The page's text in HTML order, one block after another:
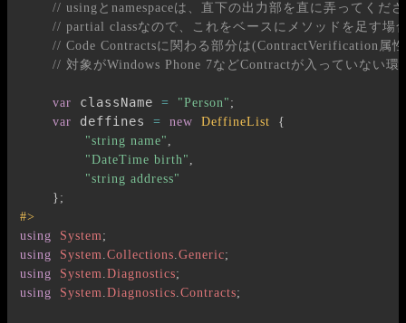
// usingとnamespaceは、直下の出力部を直に弄ってくだ
// partial classなので、これをベースにメソッドを足す場
// Code Contractsに関わる部分は(ContractVerification属
// 対象がWindows Phone 7などContractが入っていない
var className = "Person" ;
var deffines = new DeffineList
{
"string name" ,
"DateTime birth" ,
"string address"
} ;
#>
using
System;
using
System.Collections.Generic;
using
System.Diagnostics;
using
System.Diagnostics.Contracts;